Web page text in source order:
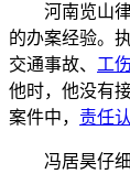
河南览山
的办案经验。
交通事故、 工伤
他时，他没有
案件中， 责任
冯居昊仔